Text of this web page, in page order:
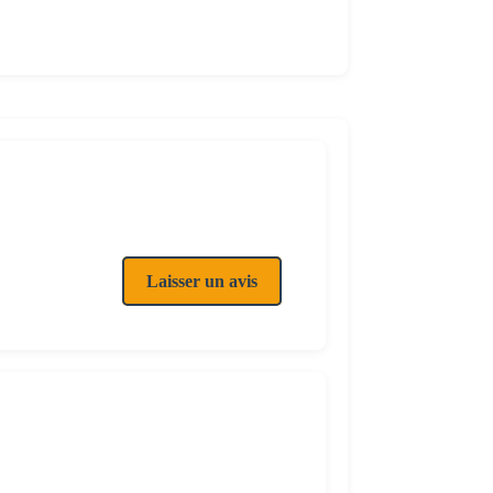
Laisser un avis